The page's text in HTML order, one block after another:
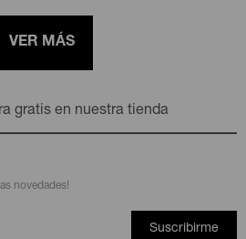
VER MÁS
gratis en nuestra tienda
novedades!
Suscribirme